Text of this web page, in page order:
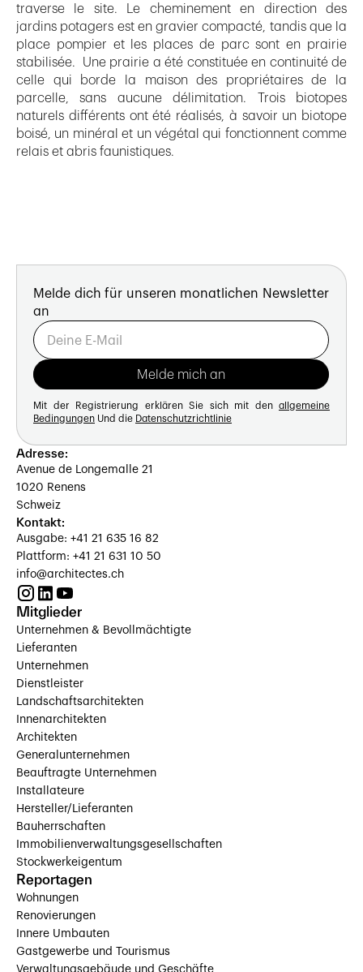
traverse le site. Le cheminement en direction des
jardins potagers est en gravier compacté, tandis que la
place pompier et les places de parc sont en prairie
stabilisée. Une prairie a été constituée en continuité de
celle qui borde la maison des propriétaires de la
parcelle, sans aucune délimitation. Trois biotopes
naturels différents ont été réalisés, à savoir un biotope
boisé, un minéral et un végétal qui fonctionnent comme
relais et abris faunistiques.
Melde dich für unseren monatlichen Newsletter
an
Mit der Registrierung erklären Sie sich mit den allgemeine
Bedingungen Und die Datenschutzrichtlinie
Adresse:
Avenue de Longemalle 21
1020 Renens
Schweiz
Kontakt:
Ausgabe: +41 21 635 16 82
Plattform: +41 21 631 10 50
info@architectes.ch
Mitglieder
Unternehmen & Bevollmächtigte
Lieferanten
Unternehmen
Dienstleister
Landschaftsarchitekten
Innenarchitekten
Architekten
Generalunternehmen
Beauftragte Unternehmen
Installateure
Hersteller/Lieferanten
Bauherrschaften
Immobilienverwaltungsgesellschaften
Stockwerkeigentum
Reportagen
Wohnungen
Renovierungen
Innere Umbauten
Gastgewerbe und Tourismus